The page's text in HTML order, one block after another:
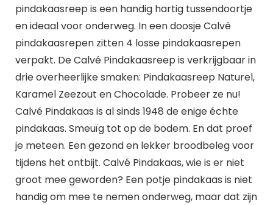
pindakaasreep is een handig hartig tussendoortje
en ideaal voor onderweg. In een doosje Calvé
pindakaasrepen zitten 4 losse pindakaasrepen
verpakt. De Calvé Pindakaasreep is verkrijgbaar in
drie overheerlijke smaken: Pindakaasreep Naturel,
Karamel Zeezout en Chocolade. Probeer ze nu!
Calvé Pindakaas is al sinds 1948 de enige échte
pindakaas. Smeuïg tot op de bodem. En dat proef
je meteen. Een gezond en lekker broodbeleg voor
tijdens het ontbijt. Calvé Pindakaas, wie is er niet
groot mee geworden? Een potje pindakaas is niet
handig om mee te nemen onderweg, maar dat zijn